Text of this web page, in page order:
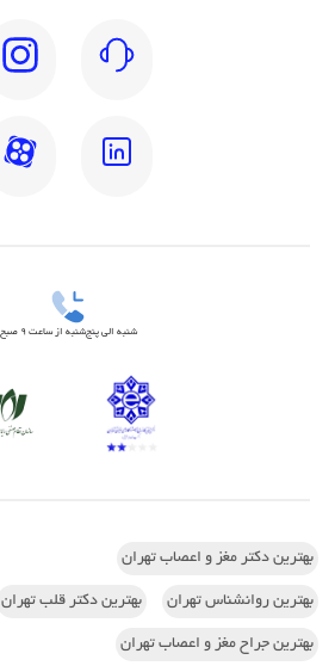
شنبه الی پنج‌شنبه از ساعت 9 صبح
بهترین دکتر مغز و اعصاب تهران
بهترین روانشناس تهران بهترین دکتر قلب تهران
بهترین جراح مغز و اعصاب تهران